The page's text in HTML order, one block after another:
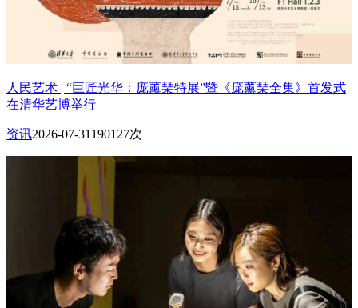
人民艺术 | “巨匠光华：庞薰琹特展”暨《庞薰琹全集》首发式
在清华艺博举行
资讯2026-07-31 190127次